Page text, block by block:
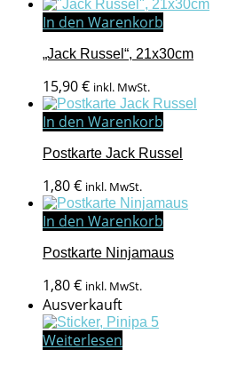
In den Warenkorb
„Jack Russel“, 21x30cm
15,90€ inkl. MwSt.
In den Warenkorb
Postkarte Jack Russel
1,80€ inkl. MwSt.
In den Warenkorb
Postkarte Ninjamaus
1,80€ inkl. MwSt.
Ausverkauft
Weiterlesen